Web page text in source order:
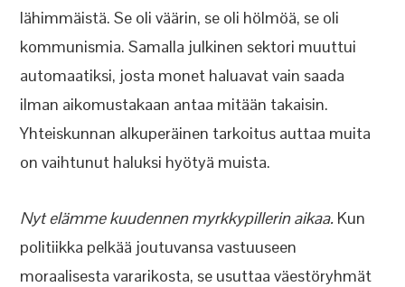
lähimmäistä. Se oli väärin, se oli hölmöä, se oli
kommunismia. Samalla julkinen sektori muuttui
automaatiksi, josta monet haluavat vain saada
ilman aikomustakaan antaa mitään takaisin.
Yhteiskunnan alkuperäinen tarkoitus auttaa muita
on vaihtunut haluksi hyötyä muista.
Nyt elämme kuudennen myrkkypillerin aikaa. Kun
politiikka pelkää joutuvansa vastuuseen
moraalisesta vararikosta, se usuttaa väestöryhmät